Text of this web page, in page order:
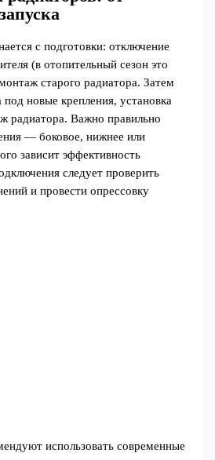
с подготовки: отключение
(в отопительный сезон это
старого радиатора. Затем
под новые крепления, установка
радиатора. Важно правильно
— боковое, нижнее или
зависит эффективность
следует проверить
и провести опрессовку
использовать современные